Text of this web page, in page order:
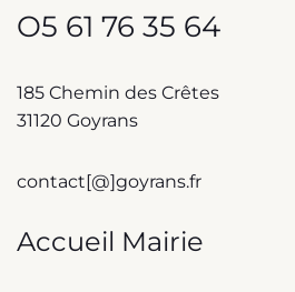
O5 61 76 35 64
185 Chemin des Crêtes
31120 Goyrans
contact[@]goyrans.fr
Accueil Mairie